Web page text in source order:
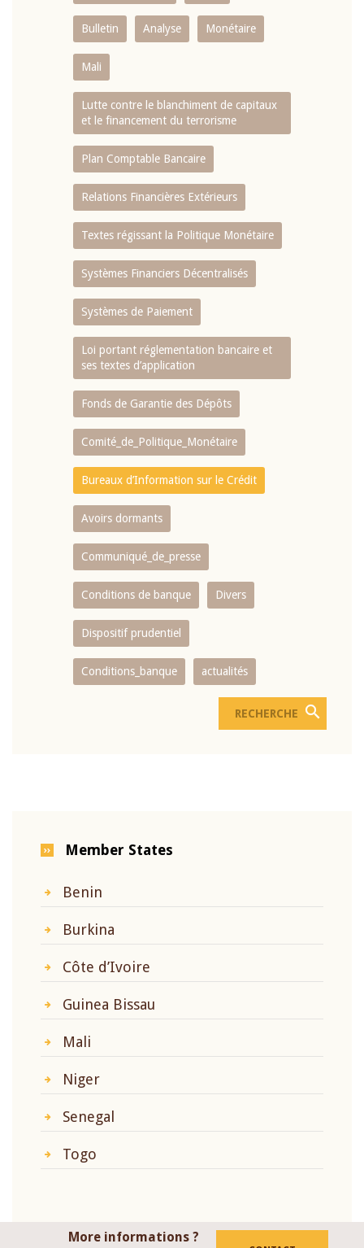
Bulletin Analyse Monétaire
Mali
Lutte contre le blanchiment de capitaux
et le financement du terrorisme
Plan Comptable Bancaire
Relations Financières Extérieurs
Textes régissant la Politique Monétaire
Systèmes Financiers Décentralisés
Systèmes de Paiement
Loi portant réglementation bancaire et
ses textes d’application
Fonds de Garantie des Dépôts
Comité_de_Politique_Monétaire
Bureaux d’Information sur le Crédit
Avoirs dormants
Communiqué_de_presse
Conditions de banque Divers
Dispositif prudentiel
Conditions_banque actualités
Member States
Benin
Burkina
Côte d’Ivoire
Guinea Bissau
Mali
Niger
Senegal
Togo
More informations ?